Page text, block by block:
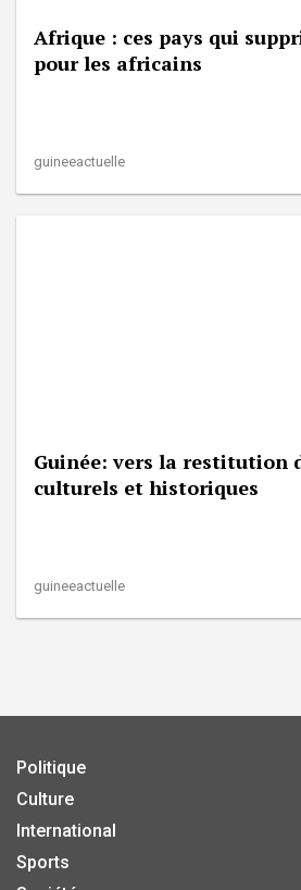
Afrique : ces pays qui
pour les africains
guineeactuelle
Guinée: vers la restitution
culturels et historiques
guineeactuelle
Politique
Culture
International
Sports